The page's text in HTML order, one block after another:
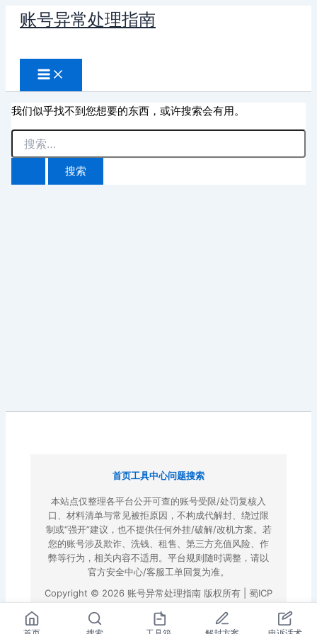
账号异常处理指南
索
我们似乎找不到您想要的东西，或许搜索会有用。
搜
索：
首页工具中心问题搜索
本站点仅整理各平台公开可查的账号受限/处罚复核入
口、材料清单与常见被拒原因，不构成代解封、绕过限
制或“强开”建议，也不提供任何外挂/破解/改机方案。若
您的账号涉及欺诈、洗钱、租售、第三方充值风险、作
弊等行为，相关内容不适用。平台规则随时调整，请以
官方安全中心/客服工单回复为准。
Copyright © 2026 账号异常处理指南 版权所有 | 蜀ICP